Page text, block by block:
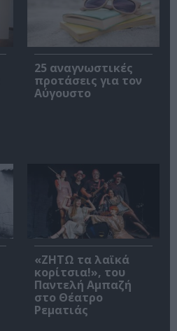
25 αναγνωστικές
προτάσεις για τον
Αύγουστο
«ΖΗΤΩ τα λαϊκά
κορίτσια!», του
Παντελή Αμπαζή
στο Θέατρο
Ρεματιάς